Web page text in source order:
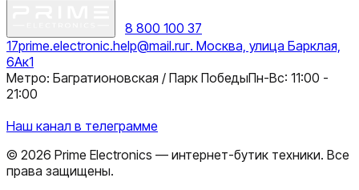
8 800 100 37
17prime.electronic.help@mail.ruг. Москва, улица Барклая,
6Ак1
Метро: Багратионовская / Парк ПобедыПн-Вс: 11:00 -
21:00
Наш канал в телеграмме
© 2026 Prime Electronics — интернет-бутик техники. Все
права защищены.